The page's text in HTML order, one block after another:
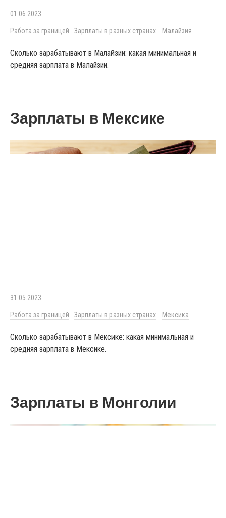
01.06.2023
Работа за границей Зарплаты в разных странах Малайзия
Сколько зарабатывают в Малайзии: какая минимальная и
средняя зарплата в Малайзии.
Зарплаты в Мексике
31.05.2023
Работа за границей Зарплаты в разных странах Мексика
Сколько зарабатывают в Мексике: какая минимальная и
средняя зарплата в Мексике.
Зарплаты в Монголии